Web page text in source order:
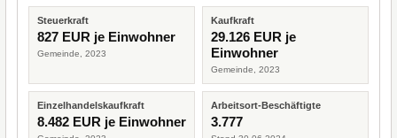
Steuerkraft
827 EUR je Einwohner
Gemeinde, 2023
Kaufkraft
29.126 EUR je
Einwohner
Gemeinde, 2023
Einzelhandelskaufkraft
8.482 EUR je Einwohner
Arbeitsort-Beschäftigte
3.777